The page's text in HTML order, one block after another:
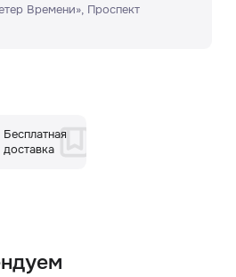
Времени»​, Проспект
Бесплатная
доставка